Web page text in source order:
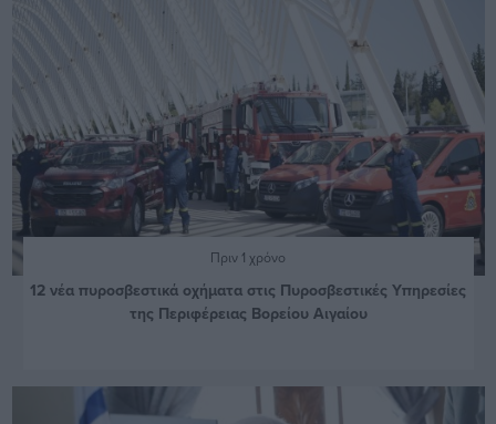
Πριν 1 χρόνο
12 νέα πυροσβεστικά οχήματα στις Πυροσβεστικές Υπηρεσίες
της Περιφέρειας Βορείου Αιγαίου